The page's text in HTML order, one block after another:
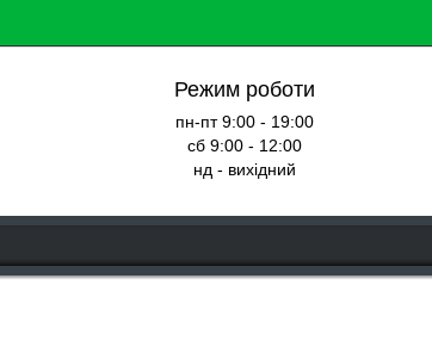
Режим роботи
пн-пт 9:00 - 19:00
сб 9:00 - 12:00
нд - вихідний